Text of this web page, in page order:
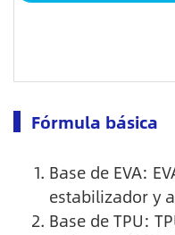
Fórmula básica
Base de EVA:
estabilizador y
Base de TPU: